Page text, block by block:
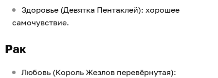
Здоровье (Девятка Пентаклей): хорошее
самочувствие.
Рак
Любовь (Король Жезлов перевёрнутая):